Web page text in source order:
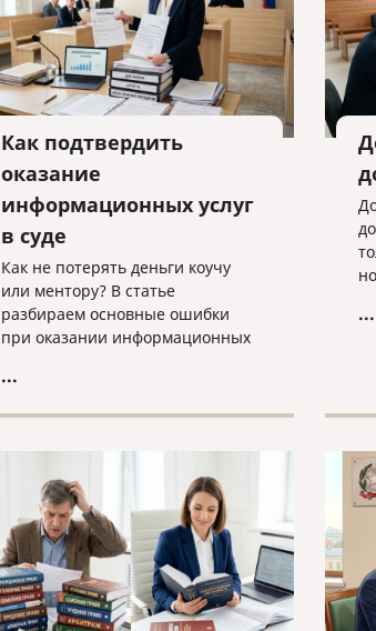
Как подтвердить
оказание
информационных услуг
в суде
Как не потерять деньги коучу
или ментору? В статье
разбираем основные ошибки
при оказании информационных
подтверждать факт работы в
договор — прямой путь к
взысканию неосновательного
обогащения.
...
...